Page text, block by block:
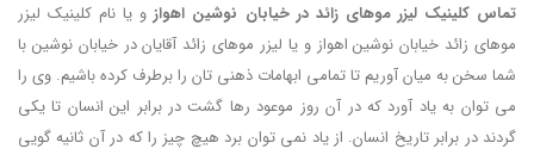
تماس کلینیک لیزر موهای زائد در خیابان نوشین اهوازو یا نام کلینیک لیزر
موهای زائد خیابان نوشین اهواز و یا لیزر موهای زائد آقایان در خیابان نوشین با
شما سخن به میان آوریم تا تمامی ابهامات ذهنی تان را برطرف کرده باشیم. وی را
می توان به یاد آورد که در آن روز موعود رها گشت در برابر این انسان تا یکی
گردند در برابر تاریخ انسان. از یاد نمی توان برد هیچ چیز را که در آن ثانیه گویی